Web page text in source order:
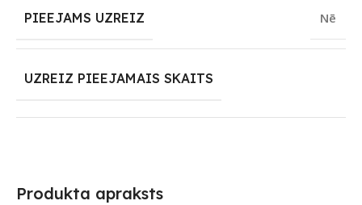
Produkta apraksts
PIEEJAMS UZREIZ Nē
UZREIZ PIEEJAMAIS SKAITS